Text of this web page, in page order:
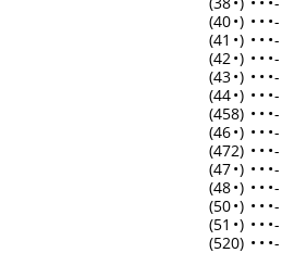
(40•) • • •-
(41 •) • • •-
(42•) • • •-
(43•) • • •-
(44•) • • •-
(458) • • •-
(46•) • • •-
(472) • • •-
(47•) • • •-
(48•) • • •-
(50•) • • •-
(51 •) • • •-
(520) • • •-